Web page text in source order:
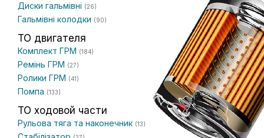
Диски гальмівні (26)
Гальмівні колодки (90)
ТО двигателя
Комплект ГРМ (184)
Ремінь ГРМ (27)
Ролики ГРМ (41)
Помпа (133)
ТО ходовой части
Рульова тяга та наконечник (13)